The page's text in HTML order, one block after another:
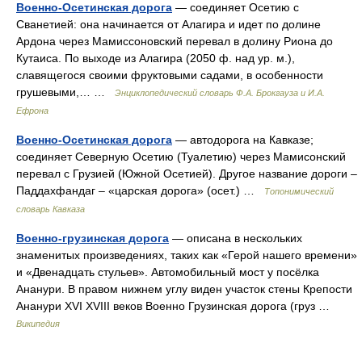
Военно-Осетинская дорога — соединяет Осетию с
Сванетией: она начинается от Алагира и идет по долине
Ардона через Мамиссоновский перевал в долину Риона до
Кутаиса. По выходе из Алагира (2050 ф. над ур. м.),
славящегося своими фруктовыми садами, в особенности
грушевыми,… …
Энциклопедический словарь Ф.А. Брокгауза и И.А.
Ефрона
Военно-Осетинская дорога — автодорога на Кавказе;
соединяет Северную Осетию (Туалетию) через Мамисонский
перевал с Грузией (Южной Осетией). Другое название дороги –
Паддахфандаг – «царская дорога» (осет.) …
Топонимический
словарь Кавказа
Военно-грузинская дорога — описана в нескольких
знаменитых произведениях, таких как «Герой нашего времени»
и «Двенадцать стульев». Автомобильный мост у посёлка
Ананури. В правом нижнем углу виден участок стены Крепости
Ананури XVI XVIII веков Военно Грузинская дорога (груз …
Википедия